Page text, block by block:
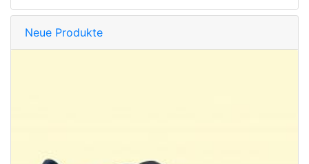
Neue Produkte